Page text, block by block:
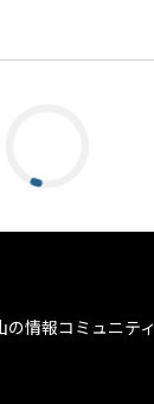
の情報コミュニティ